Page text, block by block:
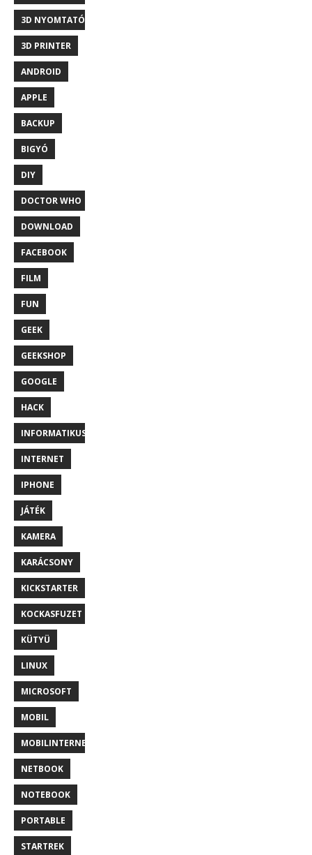
3D NYOMTATÓ
3D PRINTER
ANDROID
APPLE
BACKUP
BIGYÓ
DIY
DOCTOR WHO
DOWNLOAD
FACEBOOK
FILM
FUN
GEEK
GEEKSHOP
GOOGLE
HACK
INFORMATIKUS
INTERNET
IPHONE
JÁTÉK
KAMERA
KARÁCSONY
KICKSTARTER
KOCKASFUZET
KÜTYÜ
LINUX
MICROSOFT
MOBIL
MOBILINTERNET
NETBOOK
NOTEBOOK
PORTABLE
STARTREK